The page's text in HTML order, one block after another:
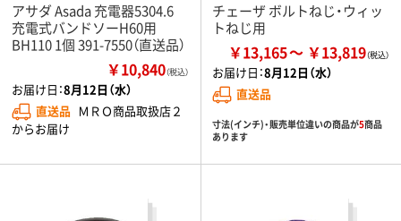
アサダ Asada 充電器5304.6
充電式バンドソーH60用
BH110 1個 391-7550（直送品）
￥10,840（税込）
お届け日：8月12日（水）
直送品 ＭＲＯ商品取扱店２
からお届け
チェーザ ボルトねじ・ウィッ
トねじ用
￥13,165 ￥13,819
お届け日：8月12日（水）
直送品
寸法(インチ)・販売単位違いの商品が5商品
あります